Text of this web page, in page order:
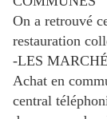
On a retrouvé
restauration
-LES
Achat en
central